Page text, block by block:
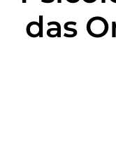
das